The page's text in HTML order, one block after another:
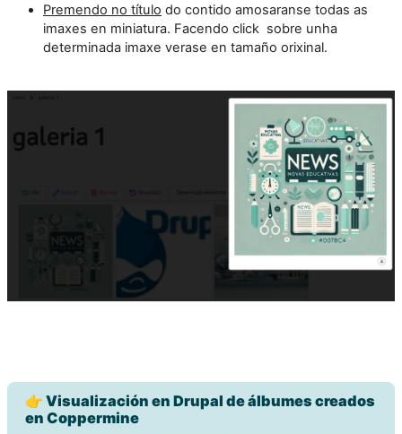
Premendo no título do contido amosaranse todas as
imaxes en miniatura. Facendo click sobre unha
determinada imaxe verase en tamaño orixinal.
👉 Visualización en Drupal de álbumes creados
en Coppermine